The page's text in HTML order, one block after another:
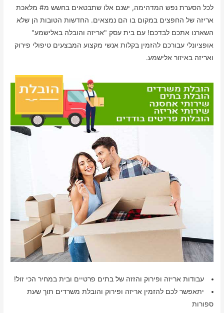
לכל הסערת נפש המדהימה, ישנם אלו שתבטאים בחשש מ# מלאכת
אריזה של החפצים במקום בו הם נמצאים. החדשות הטובות הן שלא
השארנו אתכם לבדכם! עם בית עסק "אריזה והובלה באלישמע"
אופציונלי עבורכם להזמין בקלות אנשי מקצוע המבצעים טיפולי פירוק
ואריזה באיזור אלישמע.
עבודות אריזה ופירוק והזזה של בתים פרטיים ובית במחיר הכי זול!
יתאפשר לכם להזמין אריזה ופירוק והובלת משרדים תוך שעת
ספורות